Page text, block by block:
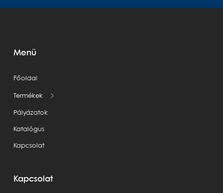
Menü
Főoldal
Termékek
Pályázatok
Katalógus
Kapcsolat
Kapcsolat